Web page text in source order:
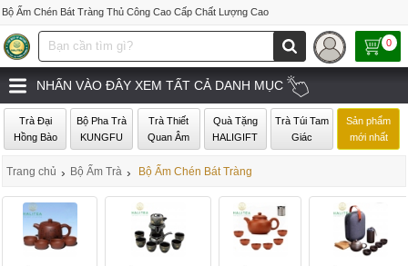
Bộ Ấm Chén Bát Tràng Thủ Công Cao Cấp Chất Lượng Cao
0
NHẤN VÀO ĐÂY XEM TẤT CẢ DANH MỤC
Trà Đại
Hồng Bào
Bộ Pha Trà
KUNGFU
Trà Thiết
Quan Âm
Quà Tặng
HALIGIFT
Trà Túi Tam
Giác
Sản phẩm
mới nhất
Trang chủ › Bộ Ấm Trà › Bộ Ấm Chén Bát Tràng